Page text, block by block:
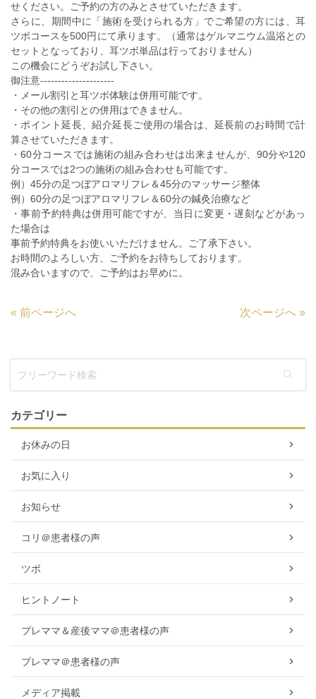
せください。ご予約の方のみとさせていただきます。
さらに、期間中に「施術を受けられる方」でご希望の方には、耳
ツボコースを500円にて承ります。（通常はゲルマニウム温浴との
セットとなっており、耳ツボ単品は行っておりません）
この機会にどうぞお試し下さい。
御注意---------------------
・メール割引と耳ツボ体験は併用可能です。
・その他の割引との併用はできません。
・ポイント延長、紹介延長ご使用の場合は、延長前のお時間で計
算させていただきます。
・60分コースでは施術の組み合わせは出来ませんが、90分や120
分コースでは2つの施術の組み合わせも可能です。
例）45分の足つぼアロマリフレ＆45分のマッサージ整体
例）60分の足つぼアロマリフレ＆60分の鍼灸治療など
・事前予約特典は併用可能ですが、当日に変更・遅刻などがあっ
た場合は
事前予約特典をお使いいただけません。ご了承下さい。
お時間のよろしい方、ご予約をお待ちしております。
混み合いますので、ご予約はお早めに。
« 前ページへ 次ページへ »
カテゴリー
お休みの日
お気に入り
お知らせ
コリ＠患者様の声
ツボ
ヒントノート
プレママ＆産後ママ＠患者様の声
プレママ＠患者様の声
メディア掲載